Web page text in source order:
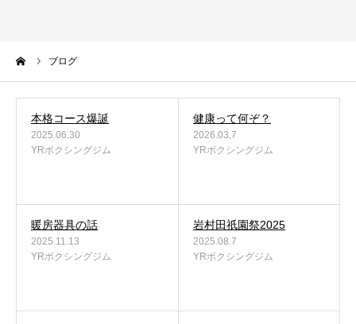
ブログ
本格コース爆誕
2025.06.30
YRボクシングジム
健康って何ぞ？
2026.03.7
YRボクシングジム
暖房器具の話
2025.11.13
YRボクシングジム
岩村田祇園祭2025
2025.08.7
YRボクシングジム
選手紹介
ギャラリー
アクセス
お問い合わせ